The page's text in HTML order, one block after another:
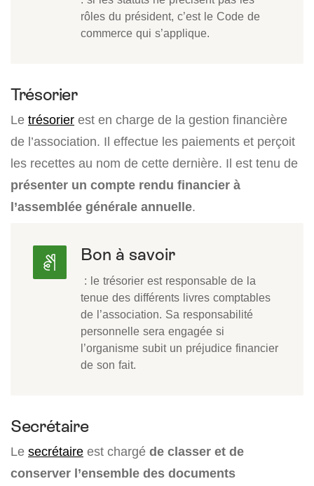
rôles du président, c’est le Code de
commerce qui s’applique.
Trésorier
Le trésorier est en charge de la gestion financière
de l’association. Il effectue les paiements et perçoit
les recettes au nom de cette dernière. Il est tenu de
présenter un compte rendu financier à
l’assemblée générale annuelle.
Bon à savoir
: le trésorier est responsable de la
tenue des différents livres comptables
de l’association. Sa responsabilité
personnelle sera engagée si
l’organisme subit un préjudice financier
de son fait.
Secrétaire
Le secrétaire est chargé de classer et de
conserver l’ensemble des documents